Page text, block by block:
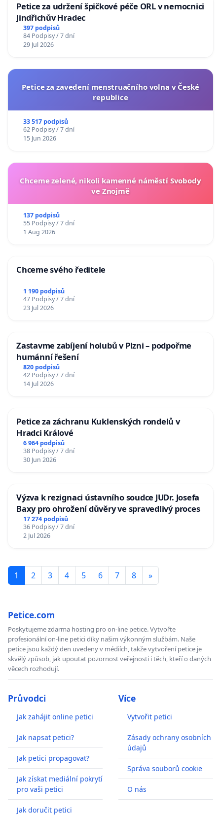
Petice za udržení špičkové péče ORL v nemocnici
Jindřichův Hradec
397 podpisů
84 Podpisy / 7 dní
29 Jul 2026
Petice za zavedení menstruačního volna v České
republice
33 517 podpisů
62 Podpisy / 7 dní
15 Jun 2026
Chceme zelené, nikoli kamenné náměstí Svobody
ve Znojmě
137 podpisů
55 Podpisy / 7 dní
1 Aug 2026
Chceme svého ředitele
1 190 podpisů
47 Podpisy / 7 dní
23 Jul 2026
Zastavme zabíjení holubů v Plzni – podpořme
humánní řešení
820 podpisů
42 Podpisy / 7 dní
14 Jul 2026
Petice za záchranu Kuklenských rondelů v
Hradci Králové
6 964 podpisů
38 Podpisy / 7 dní
30 Jun 2026
Výzva k rezignaci ústavního soudce JUDr. Josefa
Baxy pro ohrožení důvěry ve spravedlivý proces
17 274 podpisů
36 Podpisy / 7 dní
2 Jul 2026
1 2 3 4 5 6 7 8 »
Petice.com
Poskytujeme zdarma hosting pro on-line petice. Vytvořte
profesionální on-line petici díky našim výkonným službám. Naše
petice jsou každý den uvedeny v médiích, takže vytvoření petice je
skvělý způsob, jak upoutat pozornost veřejnosti i těch, kteří o daných
věcech rozhodují.
Průvodci
Jak zahájit online petici
Jak napsat petici?
Jak petici propagovat?
Jak získat mediální pokrytí
pro vaši petici
Jak doručit petici
Více
Vytvořit petici
Zásady ochrany osobních
údajů
Správa souborů cookie
O nás